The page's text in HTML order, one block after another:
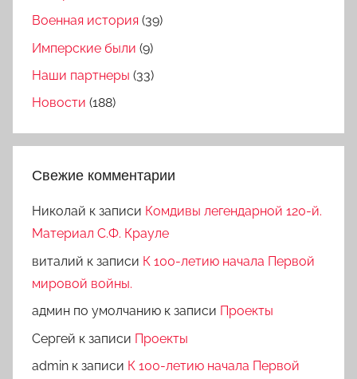
Военная история (39)
Имперские были (9)
Наши партнеры (33)
Новости (188)
Свежие комментарии
Николай к записи Комдивы легендарной 120-й.
Материал С.Ф. Крауле
виталий к записи К 100-летию начала Первой
мировой войны.
админ по умолчанию к записи Проекты
Сергей к записи Проекты
admin к записи К 100-летию начала Первой